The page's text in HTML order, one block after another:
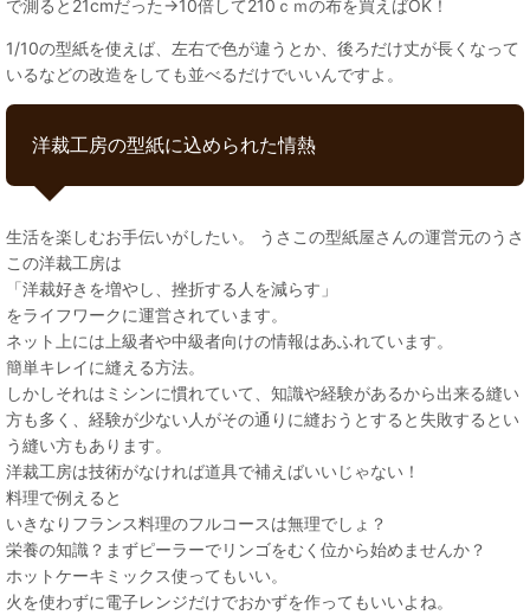
で測ると21cmだった→10倍して210ｃｍの布を買えばOK！
1/10の型紙を使えば、左右で色が違うとか、後ろだけ丈が長くなって
いるなどの改造をしても並べるだけでいいんですよ。
洋裁工房の型紙に込められた情熱
生活を楽しむお手伝いがしたい。 うさこの型紙屋さんの運営元のうさ
この洋裁工房は
「洋裁好きを増やし、挫折する人を減らす」
をライフワークに運営されています。
ネット上には上級者や中級者向けの情報はあふれています。
簡単キレイに縫える方法。
しかしそれはミシンに慣れていて、知識や経験があるから出来る縫い
方も多く、経験が少ない人がその通りに縫おうとすると失敗するとい
う縫い方もあります。
洋裁工房は技術がなければ道具で補えばいいじゃない！
料理で例えると
いきなりフランス料理のフルコースは無理でしょ？
栄養の知識？まずピーラーでリンゴをむく位から始めませんか？
ホットケーキミックス使ってもいい。
火を使わずに電子レンジだけでおかずを作ってもいいよね。